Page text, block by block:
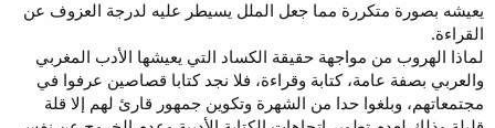
يعيشه بصورة متكررة مما جعل الملل يسيطر عليه لدرجة العزوف عن
القراءة.
لماذا الهروب من مواجهة حقيقة الكساد التي يعيشها الأدب المغربي
والعربي بصفة عامة، كتابة وقراءة، فلا نجد كتابا قصاصين عرفوا في
مجتمعاتهم، وبلغوا حدا من الشهرة وتكوين جمهور قارئ لهم إلا قلة